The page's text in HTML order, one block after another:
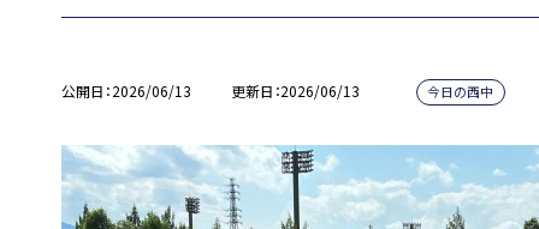
公開日 2026/06/13 更新日 2026/06/13 今日の西中